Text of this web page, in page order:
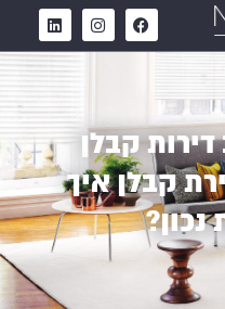
קבלן
קבלן איך